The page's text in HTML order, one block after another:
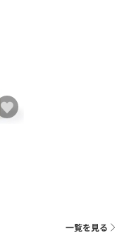
一覧を見る